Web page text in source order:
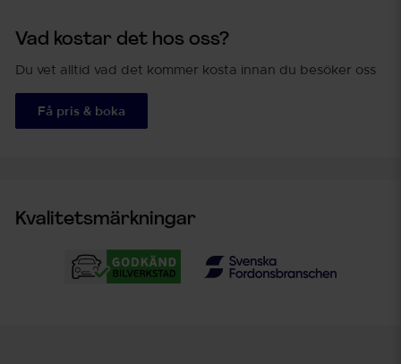
Vad kostar det hos oss?
Du vet alltid vad det kommer kosta innan du besöker oss
Få pris & boka
Kvalitetsmärkningar